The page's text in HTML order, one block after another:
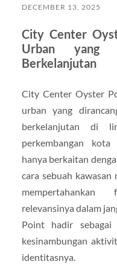
DECEMBER 13, 2025
City Center
Urban yang
Berkelanjutan
City Center Oyster
urban yang
berkelanjutan di
perkembangan
hanya berkaitan
cara sebuah
relevansinya dalam
Point hadir sebagai
kesinambungan
identitasnya.